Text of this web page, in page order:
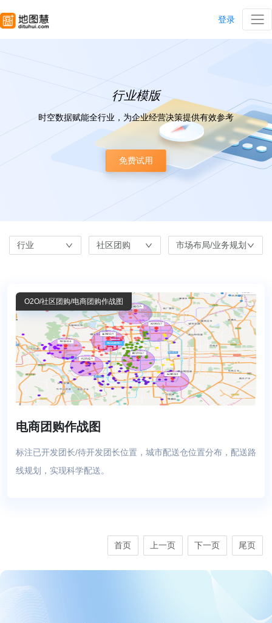
登录
行业模版
时空数据赋能全行业，为企业经营决策提供有效参考
免费试用
行业 社区团购 市场布局/业务规划
O2O/社区团购/电商团购作战图
电商团购作战图
标注已开发团长/待开发团长位置，城市配送仓位置分布，配送路
线规划，实现科学配送。
首页 上一页 下一页 尾页